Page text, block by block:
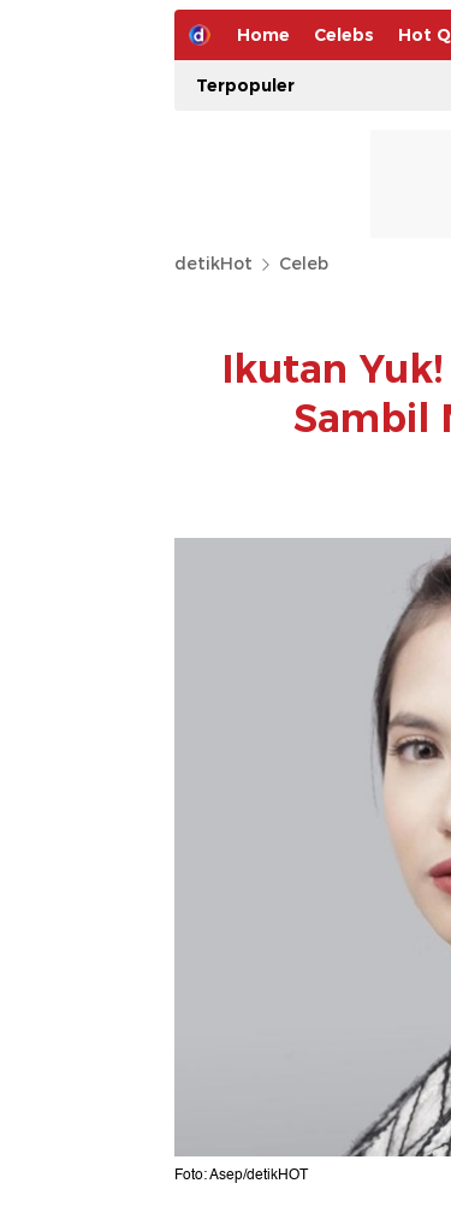
Home Celebs Hot
Terpopuler
detikHot Celeb
Ikutan
Sambil
Foto: Asep/detikHOT